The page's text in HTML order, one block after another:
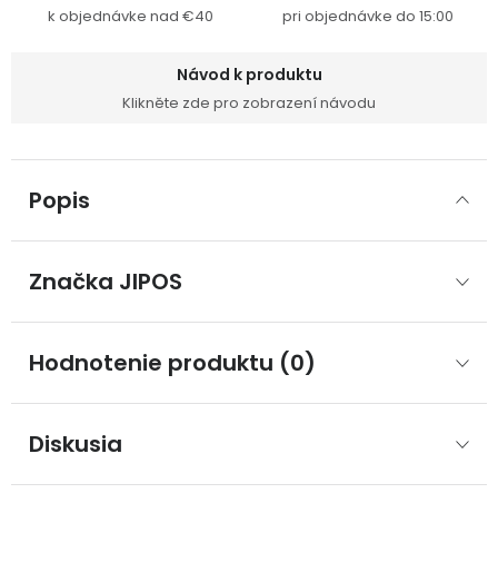
k objednávke nad €40 pri objednávke do 15:00
Návod k produktu
Klikněte zde pro zobrazení návodu
Popis
Značka JIPOS
Hodnotenie produktu (0)
Diskusia